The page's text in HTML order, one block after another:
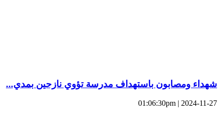
شهداء ومصابون باستهداف مدرسة تؤوي نازحين بمدي...
2024-11-27 | 01:06:30pm